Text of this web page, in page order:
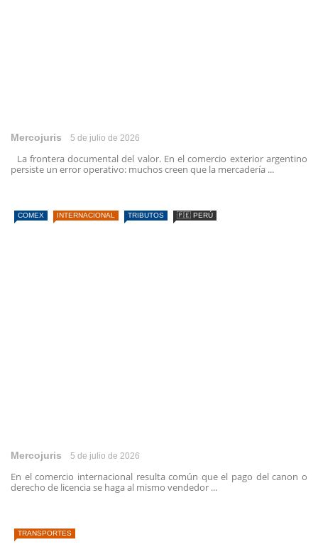
Mercojuris 5 de julio de 2026
La frontera documental del valor. En el comercio exterior argentino
persiste un error operativo: muchos creen que la mercadería ...
COMEX INTERNACIONAL TRIBUTOS 🇵🇪 PERÚ
Mercojuris 5 de julio de 2026
En el comercio internacional resulta común que el pago del canon o
derecho de licencia se haga al mismo vendedor ...
TRANSPORTES